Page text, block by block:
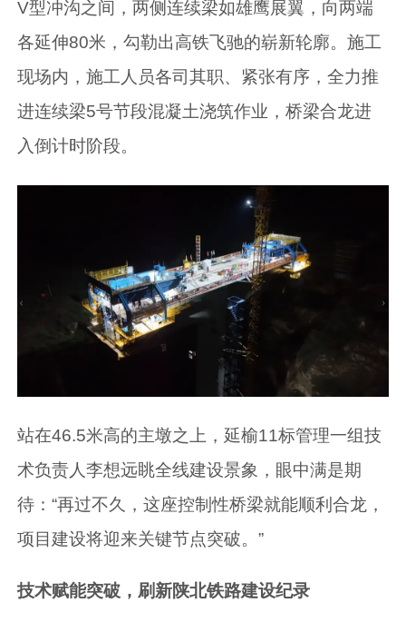
V型冲沟之间，两侧连续梁如雄鹰展翼，向两端
各延伸80米，勾勒出高铁飞驰的崭新轮廓。施工
现场内，施工人员各司其职、紧张有序，全力推
进连续梁5号节段混凝土浇筑作业，桥梁合龙进
入倒计时阶段。
站在46.5米高的主墩之上，延榆11标管理一组技
术负责人李想远眺全线建设景象，眼中满是期
待：“再过不久，这座控制性桥梁就能顺利合龙，
项目建设将迎来关键节点突破。”
技术赋能突破，刷新陕北铁路建设纪录